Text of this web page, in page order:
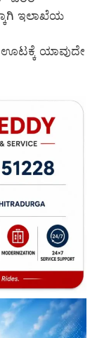
ಇಲಾಖೆಯ
ಊಟಕ್ಕೆ ಯಾವುದೇ